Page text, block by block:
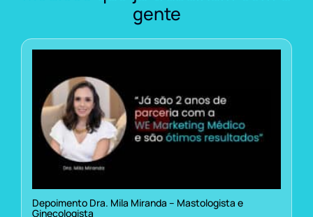
gente
Depoimento Dra. Mila Miranda – Mastologista e
Ginecologista